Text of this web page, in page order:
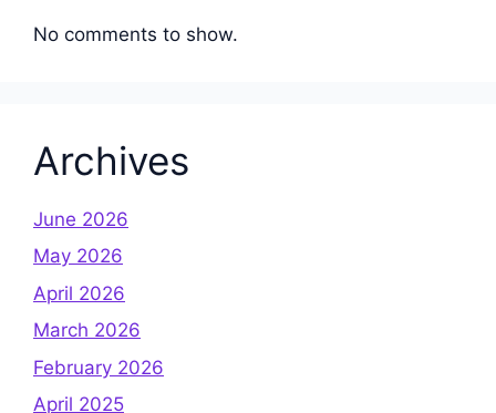
No comments to show.
Archives
June 2026
May 2026
April 2026
March 2026
February 2026
April 2025